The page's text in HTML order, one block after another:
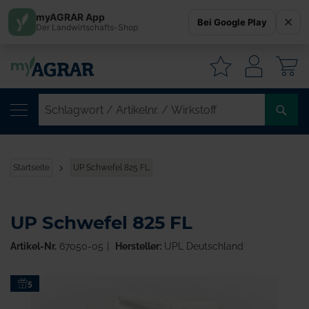
Startseite UP Schwefel 825 FL
Zum5
UP Schwefel 825 FL
Artikel-Nr. 67050-05 Hersteller:UPL Deutschland
myAGRAR App
Der Landwirtschafts-Shop Bei Google Play